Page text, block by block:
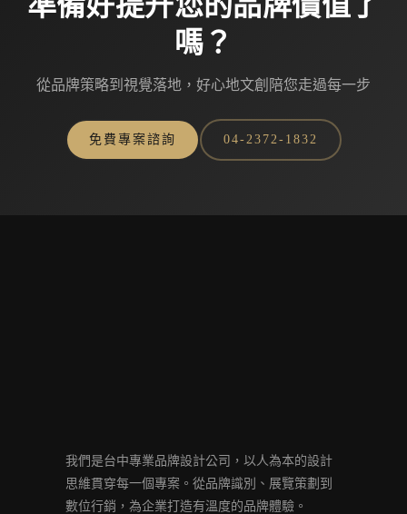
嗎？
從品牌策略到視覺落地，好心地文創陪您走過每一步
免費專案諮詢 04-2372-1832
我們是台中專業品牌設計公司，以人為本的設計
思維貫穿每一個專案。從品牌識別、展覽策劃到
數位行銷，為企業打造有溫度的品牌體驗。